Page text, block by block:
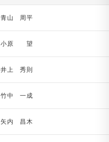
青山 周平
小原 望
井上 秀則
竹中 一成
矢内 昌木